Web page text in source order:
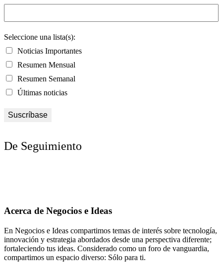
Seleccione una lista(s):
Noticias Importantes
Resumen Mensual
Resumen Semanal
Últimas noticias
De Seguimiento
Acerca de Negocios e Ideas
En Negocios e Ideas compartimos temas de interés sobre tecnología,
innovación y estrategia abordados desde una perspectiva diferente;
fortaleciendo tus ideas. Considerado como un foro de vanguardia,
compartimos un espacio diverso: Sólo para ti.